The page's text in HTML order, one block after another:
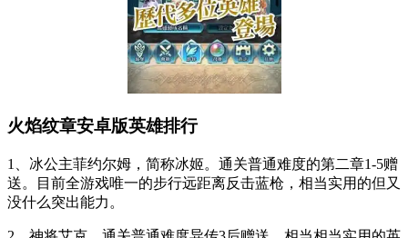
火焰纹章安卓版英雄排行
1、冰公主菲约尔姆，简称冰姬。通关普通难度的第二章1-5赠
送。目前全游戏唯一的步行远距离反击蓝枪，相当实用的但又
没什么突出能力。